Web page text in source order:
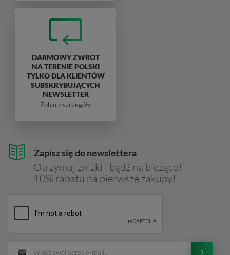
Zapisz się do newslettera
Otrzymuj zniżki i bądź na bieżąco!
10% rabatu na pierwsze zakupy!
DARMOWY ZWROT
NA TERENIE POLSKI
TYLKO DLA KLIENTÓW
SUBSKRYBUJĄCYCH
NEWSLETTER
Zobacz szczegóły